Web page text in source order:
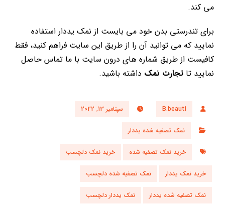
می کند.
برای تندرستی بدن خود می بایست از نمک یددار استفاده
نمایید که می توانید آن را از طریق این سایت فراهم کنید، فقط
کافیست از طریق شماره های درون سایت با ما تماس حاصل
نمایید تاتجارت نمک داشته باشید.
B.beauti سپتامبر 13, 2022
نمک تصفیه شده یددار
خرید نمک تصفیه شده خرید نمک دلچسب
خرید نمک یددار نمک تصفیه شده دلچسب
نمک تصفیه شده یددار نمک یددار دلچسب